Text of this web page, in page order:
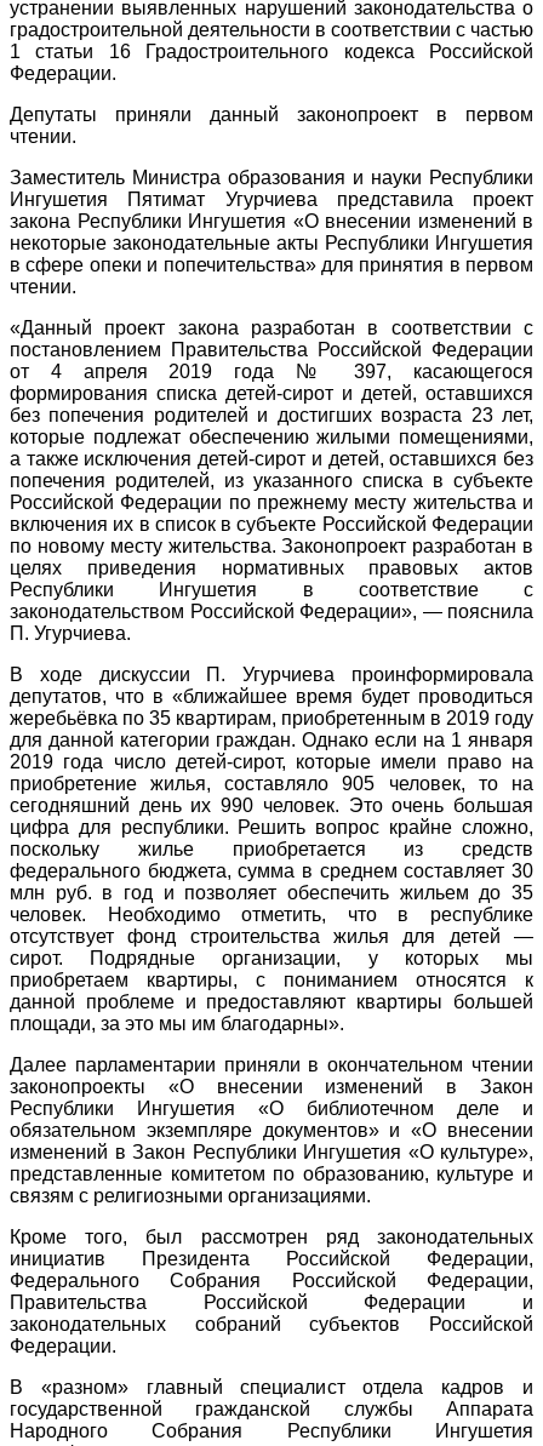
устранении выявленных нарушений законодательства о
градостроительной деятельности в соответствии с частью
1 статьи 16 Градостроительного кодекса Российской
Федерации.
Депутаты приняли данный законопроект в первом
чтении.
Заместитель Министра образования и науки Республики
Ингушетия Пятимат Угурчиева представила проект
закона Республики Ингушетия «О внесении изменений в
некоторые законодательные акты Республики Ингушетия
в сфере опеки и попечительства» для принятия в первом
чтении.
«Данный проект закона разработан в соответствии с
постановлением Правительства Российской Федерации
от 4 апреля 2019 года № 397, касающегося
формирования списка детей-сирот и детей, оставшихся
без попечения родителей и достигших возраста 23 лет,
которые подлежат обеспечению жилыми помещениями,
а также исключения детей-сирот и детей, оставшихся без
попечения родителей, из указанного списка в субъекте
Российской Федерации по прежнему месту жительства и
включения их в список в субъекте Российской Федерации
по новому месту жительства. Законопроект разработан в
целях приведения нормативных правовых актов
Республики Ингушетия в соответствие с
законодательством Российской Федерации», — пояснила
П. Угурчиева.
В ходе дискуссии П. Угурчиева проинформировала
депутатов, что в «ближайшее время будет проводиться
жеребьёвка по 35 квартирам, приобретенным в 2019 году
для данной категории граждан. Однако если на 1 января
2019 года число детей-сирот, которые имели право на
приобретение жилья, составляло 905 человек, то на
сегодняшний день их 990 человек. Это очень большая
цифра для республики. Решить вопрос крайне сложно,
поскольку жилье приобретается из средств
федерального бюджета, сумма в среднем составляет 30
млн руб. в год и позволяет обеспечить жильем до 35
человек. Необходимо отметить, что в республике
отсутствует фонд строительства жилья для детей —
сирот. Подрядные организации, у которых мы
приобретаем квартиры, с пониманием относятся к
данной проблеме и предоставляют квартиры большей
площади, за это мы им благодарны».
Далее парламентарии приняли в окончательном чтении
законопроекты «О внесении изменений в Закон
Республики Ингушетия «О библиотечном деле и
обязательном экземпляре документов» и «О внесении
изменений в Закон Республики Ингушетия «О культуре»,
представленные комитетом по образованию, культуре и
связям с религиозными организациями.
Кроме того, был рассмотрен ряд законодательных
инициатив Президента Российской Федерации,
Федерального Собрания Российской Федерации,
Правительства Российской Федерации и
законодательных собраний субъектов Российской
Федерации.
В «разном» главный специалист отдела кадров и
государственной гражданской службы Аппарата
Народного Собрания Республики Ингушетия